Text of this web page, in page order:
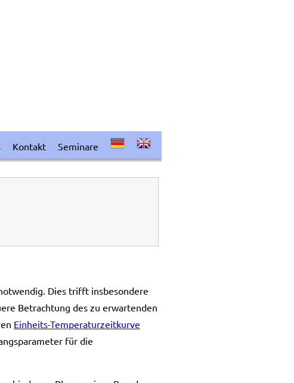
Kontakt Seminare
Dies trifft insbesondere
Betrachtung des zu erwartenden
Einheits-Temperaturzeitkurve
für die